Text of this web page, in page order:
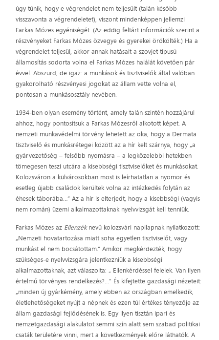
úgy tűnik, hogy e végrendelet nem teljesült (talán később
visszavonta a végrendeletet), viszont mindenképpen jellemzi
Farkas Mózes egyéniségét. (Az eddig feltárt információk szerint a
részvényeket Farkas Mózes özvegye és gyerekei örökölték.) Ha a
végrendelet teljesül, akkor annak hatásait a szovjet típusú
államosítás sodorta volna el Farkas Mózes halálát követően pár
évvel. Abszurd, de igaz: a munkások és tisztviselők által valóban
gyakorolható részvényesi jogokat az állam vette volna el,
pontosan a munkásosztály nevében.
1934-ben olyan esemény történt, amely talán szintén hozzájárul
ahhoz, hogy pontosítsuk a Farkas Mózesről alkotott képet. A
nemzeti munkavédelmi törvény lehetett az oka, hogy a Dermata
tisztviselő és munkásrétegei között az a hír kelt szárnya, hogy „a
gyárvezetőség – felsőbb nyomásra – a legközelebbi hetekben
tömegesen teszi utcára a kisebbségi tisztviselőket és munkásokat.
Kolozsváron a külvárosokban most is leírhatatlan a nyomor és
esetleg újabb családok kerültek volna az intézkedés folytán az
éhesek táborába…” Az a hír is elterjedt, hogy a kisebbségi (vagyis
nem román) üzemi alkalmazottaknak nyelvvizsgát kell tenniük.
Farkas Mózes az Ellenzéknevű kolozsvári napilapnak nyilatkozott:
„Nemzeti hovatartozása miatt soha egyetlen tisztviselőt, vagy
munkást el nem bocsátottam.” Amikor megkérdezték, hogy
szükséges-e nyelvvizsgára jelentkezniük a kisebbségi
alkalmazottaknak, azt válaszolta: „ Ellenkérdéssel felelek. Van ilyen
értelmű törvényes rendelkezés?…” És kifejtette gazdasági nézeteit:
„minden új gyárkémény, amely ebben az országban emelkedik,
életlehetőségeket nyújt a népnek és ezen túl értékes tényezője az
állam gazdasági fejlődésének is. Egy ilyen tisztán ipari és
nemzetgazdasági alakulatot semmi szín alatt sem szabad politikai
csaták területére vinni, mert a következmények előre láthatók. A